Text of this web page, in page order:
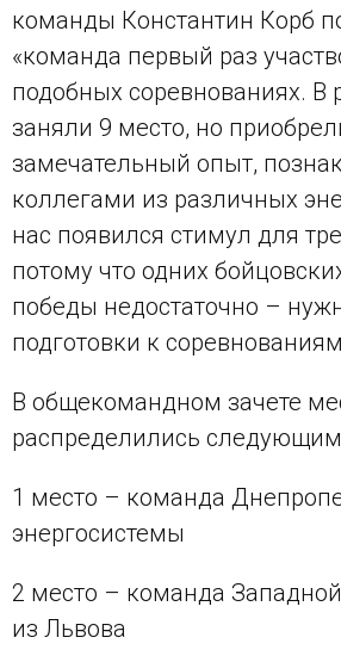
команды Константин Корб
«команда первый раз
подобных соревнованиях. В
заняли 9 место, но
замечательный опыт,
коллегами из различных
нас появился стимул для
потому что одних
победы недостаточно –
подготовки к
В общекомандном зачете
распределились
1 место – команда
энергосистемы
2 место – команда
из Львова